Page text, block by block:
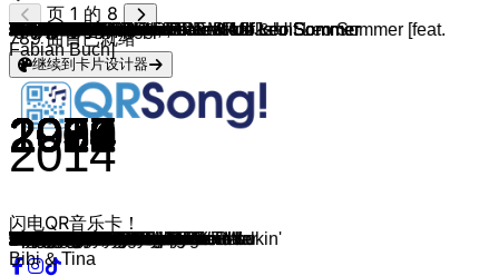
Bibi und Tina, Peter Plate & Ulf Leo Sommer
2014
Big Bang
Lina Larissa Strahl, Peter Plate & Ulf Leo Sommer [feat.
Fabian Buch]
2014
Bibi & Tina
Bibi und Tina, Peter Plate & Ulf Leo Sommer
2017
Was würdest du tun?
Bibi und Tina, Peter Plate & Ulf Leo Sommer
2017
Wunder
Bibi und Tina, Peter Plate & Ulf Leo Sommer
2017
Ihr deutschen Mädchen seid so
Bibi und Tina, Peter Plate & Ulf Leo Sommer
2017
Elf Gewinner
Roy Orbison
1964
Oh, Pretty Woman
Neil Diamond
1969
Sweet Caroline
Ray Charles
1961
Hit the Road Jack
Nancy Sinatra
1966
These Boots Are Made For Walkin'
Chuck Berry
1958
Johnny B. Goode
Paul Anka
1963
Put Your Head On My Shoulder
Frank Sinatra
1964
Fly Me To The Moon
Bobby Darin
1958
Splish Splash
TOTO
1982
Africa
Tina Turner
1984
What's Love Got To Do With It
Patrick Hernandez
1978
Born to Be Alive
Boys Town Gang
1982
Can't Take My Eyes Off You
John Travolta & Olivia Newton-John
1978
You're The One That I Want
Jermaine Jackson
1984
When the Rain Begins to Fall
Bronski Beat
1984
Smalltown Boy
Sandra
1985
Maria Magdalena
Freddie Mercury
1993
Living On My Own
Lynyrd Skynyrd
1974
Sweet Home Alabama
Coldplay
2002
The Scientist
Perfect Perspectives
2022
A Sky Full of Stars
Coldplay
2016
Everglow
AnnenMayKantereit
2018
Nur wegen dir
AnnenMayKantereit, Giant Rooks
2019
Tom's Diner
AnnenMayKantereit
2020
Aufgeregt
AnnenMayKantereit
2020
Vergangenheit
AnnenMayKantereit
2018
Sieben Jahre
AnnenMayKantereit
2022
3 Tage am Meer
AnnenMayKantereit
2023
Du tust mir nie mehr weh
The Beatles
1968
Hey Jude
Bon Jovi
1988
Blood On Blood
Bon Jovi
2000
It's My Life
Bon Jovi
1987
Never Say Goodbye
Bon Jovi
1989
I'll Be There For You
JEREMIAS
2023
Verrückt
JEREMIAS
2020
mit mir
JEREMIAS
2022
Unique
JEREMIAS
2023
Goldmund
JEREMIAS
2023
97
Provinz, MAJAN & JEREMIAS
2021
Liebe zu dritt
JEREMIAS
2025
trust
Provinz & Casper
2022
Betäub mich
Provinz
2022
Verschwendung
Provinz
2022
Zwei Menschen
Provinz & Nina Chuba
2022
Zorn & Liebe
Provinz
2022
Spring
Provinz
2021
Zimmer
Provinz
2021
22 Jahre
Provinz
2021
Ich will dich wiedersehen
Provinz
2021
Großstadt
Provinz
2019
Wenn die Party vorbei ist
Provinz
2019
Neonlicht
Provinz
2019
Zu jung
Provinz
2020
Verlier Dich
Provinz
2020
Nur Freunde
Provinz
2020
Mach Platz!
Provinz
2020
Chaos
Provinz
2020
Nur bei Dir
Provinz
2020
Ich baute Dir Amerika
Provinz
2022
Tinnitus
Provinz
2022
Robin Skit
Provinz
2022
Weit weg
Provinz
2022
Alles gut keine Angst
Provinz
2022
Sara
Provinz
2022
Diese Nacht
Provinz & Danger Dan
2022
Unsere Bank
Provinz
2022
Intro
Provinz
2022
Verrate deine Freunde
Provinz
2024
Pazifik
Provinz
2025
Fernweh
The Cranberries
2001
Analyse
Guns N' Roses
1987
Welcome To The Jungle
Guns N' Roses
1991
Don't Cry
Scorpions
1991
Wind of Change
Ben E. King
1962
Stand By Me
Matthew Wilder
1983
Break My Stride
Red Hot Chili Peppers
2006
Charlie
Creedence Clearwater Revival
1971
Have You Ever Seen The Rain
Men At Work
1981
Down Under
Tiffany
1987
I Think We're Alone Now
Michael Jackson
1987
Man in the Mirror
Bobby McFerrin
1988
Don't Worry, Be Happy
Earth, Wind & Fire
1978
September
Cher
1998
Believe
ABBA
1975
SOS
Queen
1986
A Kind Of Magic
Bloodhound Gang
1999
The Bad Touch
Spin Doctors
1991
Two Princes
ABBA
1978
Thank You For The Music
Lou Bega
1999
Mambo No.5
Bee Gees
1976
You Should Be Dancing
Village People
1978
Y.M.C.A.
Michael Jackson
1982
P.Y.T.
Udo Jürgens
1974
Griechischer Wein
La Bouche
1995
Be My Lover
页 1 的 8
789曲目已就绪
继续到卡片设计器
闪电QR音乐卡！